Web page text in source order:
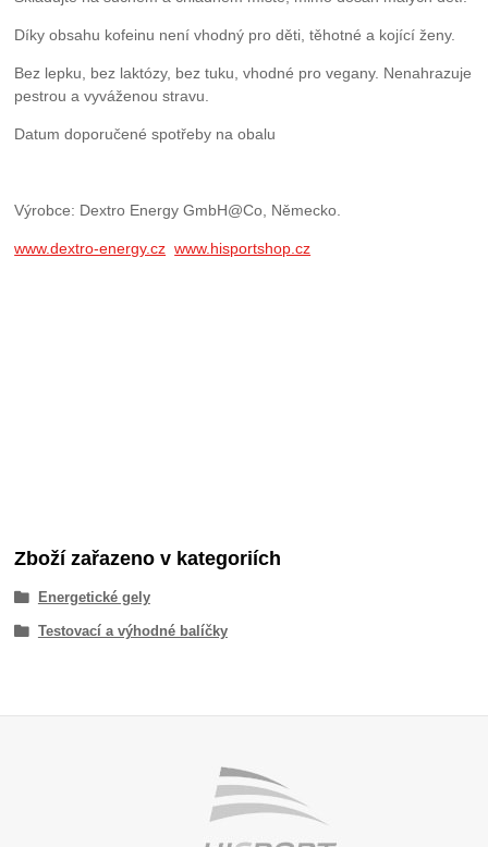
Díky obsahu kofeinu není vhodný pro děti, těhotné a kojící ženy.
Bez lepku, bez laktózy, bez tuku, vhodné pro vegany. Nenahrazuje
pestrou a vyváženou stravu.
Datum doporučené spotřeby na obalu
Výrobce: Dextro Energy GmbH@Co, Německo.
www.dextro-energy.cz www.hisportshop.cz
Zboží zařazeno v kategoriích
Energetické gely
Testovací a výhodné balíčky